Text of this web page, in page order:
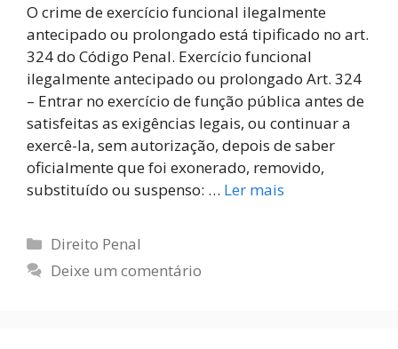
O crime de exercício funcional ilegalmente
antecipado ou prolongado está tipificado no art.
324 do Código Penal. Exercício funcional
ilegalmente antecipado ou prolongado Art. 324
– Entrar no exercício de função pública antes de
satisfeitas as exigências legais, ou continuar a
exercê-la, sem autorização, depois de saber
oficialmente que foi exonerado, removido,
substituído ou suspenso: … Ler mais
Direito Penal
Deixe um comentário